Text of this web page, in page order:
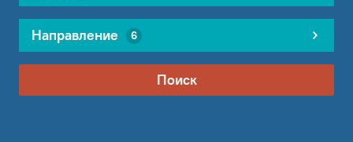
Направление 6
Поиск